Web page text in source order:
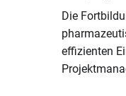
Die
effizienten